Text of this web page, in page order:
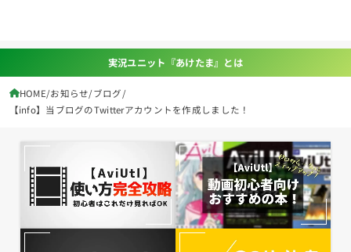
実況ユニット『あけたま』とは
HOME お知らせ ブログ
【info】当ブログのTwitterアカウントを作成しました！